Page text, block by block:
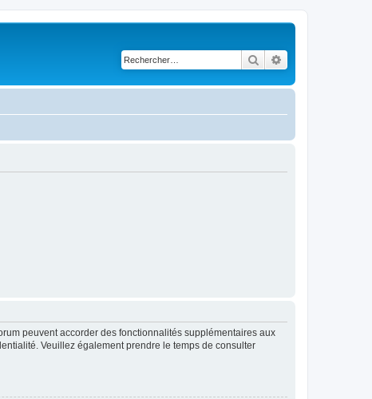
Rechercher
peuvent accorder des fonctionnalités supplémentaires aux
Veuillez également prendre le temps de consulter